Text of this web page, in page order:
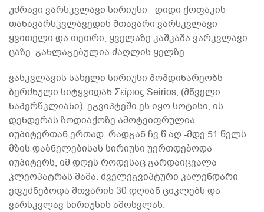
უძრავი ვარსკვლავი სირიუსი - დიდი ქოფაკის
თანავარსკვლავედის მთავარი ვარსკვლავი -
ყვითელი და თეთრი, ყველაზე კაშკაშა ვარკვლავი
ცაზე, განლაგებულია ძაღლის ყელზე.
ვასკვლავის სახელი სირიუსი მომდინარეობს
ბერძნული სიტყვიდან Σείριος Seirios, (მწველი,
ნაპერწკლიანი). ეგვიპტეში ეს იყო სოტისი, ის
დენდერას ზოდიაქოზე ამოტვიფრულია
იუპიტერთან ერთად. რადგან ჩვ.წ.აღ -მდე 51 წელს
მზის დაბნელებისას სირიუსი უერთდებოდა
იუპიტერს, იმ დღეს როდესაც გარდაიცვალა
კლეოპატრას მამა. ძველეგვიპტური კალენდარი
ეფუძნებოდა მთვარის 30 დღიან ციკლებს და
ვარსკვლავ სირიუსის ამოსვლას.